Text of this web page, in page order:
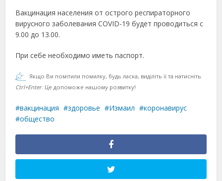
Вакцинация населения от острого респираторного
вирусного заболевания COVID-19 будет проводиться с
9.00 до 13.00.
При себе необходимо иметь паспорт.
Якщо Ви помітили помилку, будь ласка, виділіть її та натисніть
Ctrl+Enter. Це допоможе нашому розвитку!
вакцинация здоровье Измаил
коронавирус
общество